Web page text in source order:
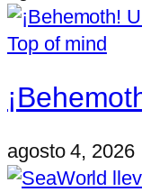
Top of mind
agosto 4, 2026